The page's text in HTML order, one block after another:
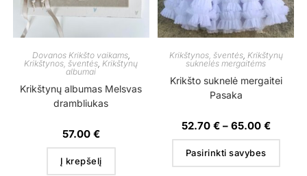
Dovanos Krikšto vaikams,
Krikštynos, šventės Krikštynų
albumai
Krikštynų albumas Melsvas
drambliukas
57.00 €
Į krepšelį
Krikštynos, šventės, Krikštynų
suknelės mergaitėms
Krikšto suknelė mergaitei
Pasaka
52.70 € – 65.00 €
Pasirinkti savybes